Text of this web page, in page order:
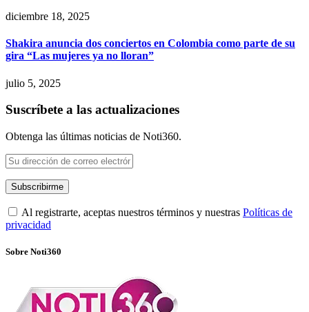
diciembre 18, 2025
Shakira anuncia dos conciertos en Colombia como parte de su
gira “Las mujeres ya no lloran”
julio 5, 2025
Suscríbete a las actualizaciones
Obtenga las últimas noticias de Noti360.
Al registrarte, aceptas nuestros términos y nuestras Políticas de
privacidad
Sobre Noti360